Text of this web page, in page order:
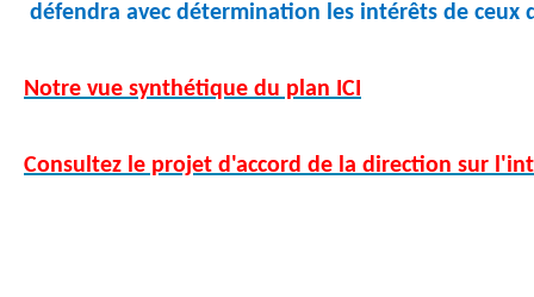
défendra avec détermination les intérêts de ceux
Notre vue synthétique du plan ICI
Consultez le projet d'accord de la direction sur